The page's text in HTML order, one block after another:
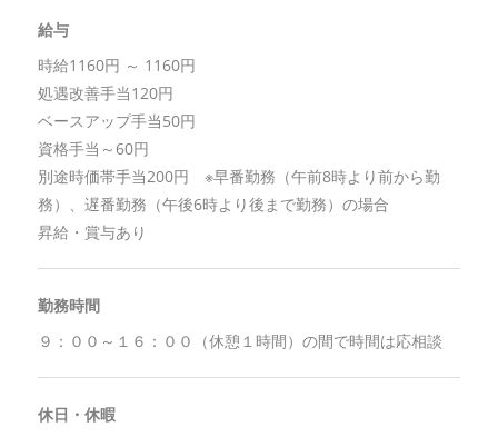
給与
時給1160円 ～ 1160円
処遇改善手当120円
ベースアップ手当50円
資格手当～60円
別途時価帯手当200円 ※早番勤務（午前8時より前から勤
務）、遅番勤務（午後6時より後まで勤務）の場合
昇給・賞与あり
勤務時間
９：００～１６：００（休憩１時間）の間で時間は応相談
休日・休暇